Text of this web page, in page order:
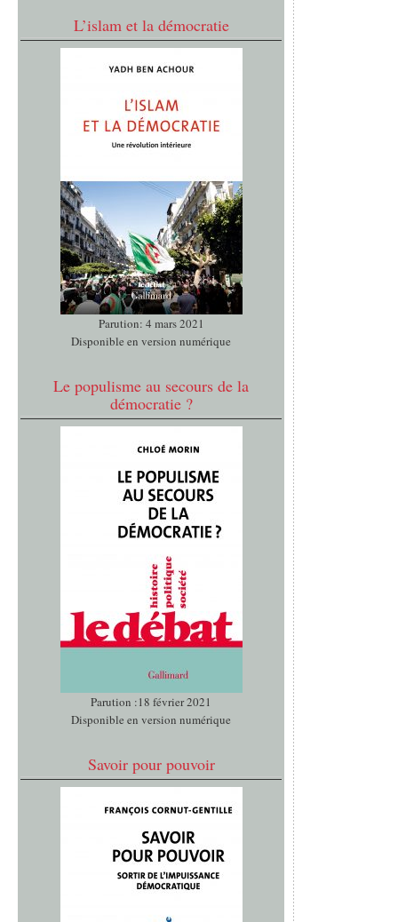
L’islam et la démocratie
Parution: 4 mars 2021
Disponible en version numérique
Le populisme au secours de la
démocratie ?
Parution :18 février 2021
Disponible en version numérique
Savoir pour pouvoir